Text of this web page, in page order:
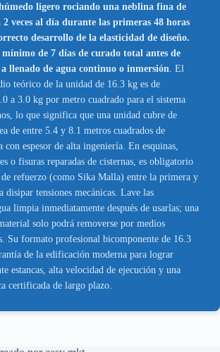
ligero rociando una neblina fina de
veces al día durante las primeras 48 horas
desarrollo de la elasticidad de diseño.
de 7 días de curado total antes de
a llenado de agua continuo o inmersión . El
teórico de la unidad de 16.3 kg es de
a 3.0 kg por metro cuadrado para el sistema
lo que significa que una unidad cubre de
de entre 5.4 y 8.1 metros cuadrados de
espesor de alta ingeniería. En esquinas,
o fisuras reparadas de cisternas, es obligatorio
de refuerzo (como Sika Malla) entre la primera y
disipar tensiones mecánicas. Lave las
limpia inmediatamente después de usarlas; una
solo podrá removerse por medios
Su formato profesional bicomponente de 16.3
de la edificación moderna para lograr
estancas, alta velocidad de ejecución y una
certificada de largo plazo.